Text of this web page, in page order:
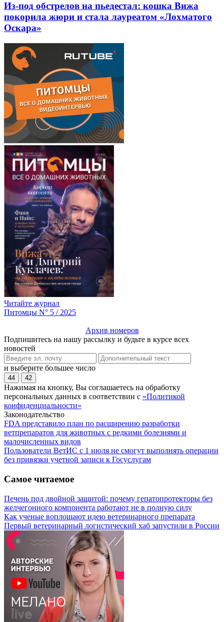
Из-под обстрелов на пьедестал: кошка Вижа
покорила жюри и стала лауреатом «Лохматого
Оскара»
Читайте журнал
Питомцы N° 5 / 2025
Архив номеров
Подпишитесь на нашу рассылку и будьте в курсе всех
новостей
и выберите большее число
44 42
Нажимая на кнопку, Вы соглашаетесь на обработку
персональных данных в соответствии с «Политикой
конфиденциальности»
Законодательство
FDA представило план по расширению разработки
ветпрепаратов для животных с редкими болезнями и
малочисленных видов
Пользователи ВетИС с 1 июля не смогут выполнять операции
без привязки учетной записи к Госуслугам
Самое читаемое
Печень под двойной защитой: почему гепатопротекторы без
желчегонного компонента работают не в полную силу
Как ученые воплощают идею ветеринарного препарата
Первый ветеринарный логистический хаб запустили в России